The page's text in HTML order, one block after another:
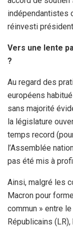
indépendantistes
réinvesti
Vers une lente
?
Au regard des
européens
sans majorité
la législature
temps record
l’Assemblée
pas été mis à
Ainsi, malgré les
Macron pour
commun » entre
Républicains